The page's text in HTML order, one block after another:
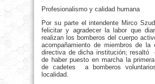
Profesionalismo y calidad humana
Por su parte el intendente Mirco
felicitar y agradecer la labor que
realizan los bomberos del cuerpo
acompañamiento de miembros de la
directiva de dicha institución; resaltó
de haber puesto en marcha la
de cadetes a bomberos
localidad.